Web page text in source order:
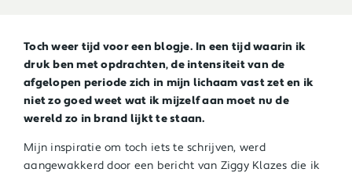
Toch weer tijd voor een blogje. In een tijd waarin ik
druk ben met opdrachten, de intensiteit van de
afgelopen periode zich in mijn lichaam vast zet en ik
niet zo goed weet wat ik mijzelf aan moet nu de
wereld zo in brand lijkt te staan.
Mijn inspiratie om toch iets te schrijven, werd
aangewakkerd door een bericht van Ziggy Klazes die ik